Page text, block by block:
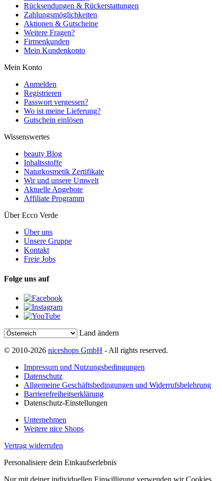
Rücksendungen & Rückerstattungen
Zahlungsmöglichkeiten
Aktionen & Gutscheine
Weitere Fragen?
Firmenkunden
Mein Kundenkonto
Mein Konto
Anmelden
Registrieren
Passwort vergessen?
Wo ist meine Lieferung?
Gutschein einlösen
Wissenswertes
beauty Blog
Inhaltsstoffe
Naturkosmetik Zertifikate
Wir und unsere Umwelt
Aktuelle Angebote
Affiliate Programm
Über Ecco Verde
Über uns
Unsere Gruppe
Kontakt
Freie Jobs
Folge uns auf
Land ändern
© 2010-2026 niceshops GmbH - All rights reserved.
Impressum und Nutzungsbedingungen
Datenschutz
Allgemeine Geschäftsbedingungen und Widerrufsbelehrung
Barrierefreiheitserklärung
Datenschutz-Einstellungen
Unternehmen
Weitere nice Shops
Vertrag widerrufen
Personalisiere dein Einkaufserlebnis
Nur mit deiner individuellen Einwilligung verwenden wir Cookies